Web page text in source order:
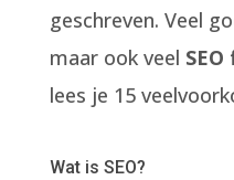
geschreven. Veel
maar ook veel
lees je 15
Wat is SEO?